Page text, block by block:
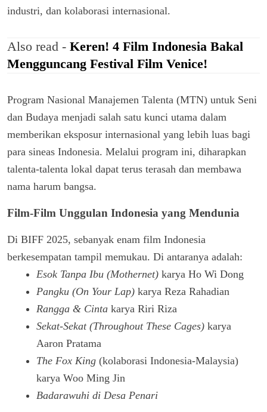
industri, dan kolaborasi internasional.
Also read - Keren! 4 Film Indonesia Bakal
Mengguncang Festival Film Venice!
Program Nasional Manajemen Talenta (MTN) untuk Seni
dan Budaya menjadi salah satu kunci utama dalam
memberikan eksposur internasional yang lebih luas bagi
para sineas Indonesia. Melalui program ini, diharapkan
talenta-talenta lokal dapat terus terasah dan membawa
nama harum bangsa.
Film-Film Unggulan Indonesia yang Mendunia
Di BIFF 2025, sebanyak enam film Indonesia
berkesempatan tampil memukau. Di antaranya adalah:
Esok Tanpa Ibu (Mothernet) karya Ho Wi Dong
Pangku (On Your Lap) karya Reza Rahadian
Rangga & Cinta karya Riri Riza
Sekat-Sekat (Throughout These Cages) karya
Aaron Pratama
The Fox King (kolaborasi Indonesia-Malaysia)
karya Woo Ming Jin
Badarawuhi di Desa Penari